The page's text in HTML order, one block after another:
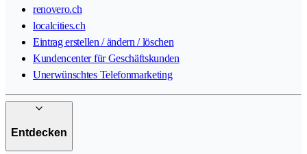
renovero.ch
localcities.ch
Eintrag erstellen / ändern / löschen
Kundencenter für Geschäftskunden
Unerwünschtes Telefonmarketing
Entdecken